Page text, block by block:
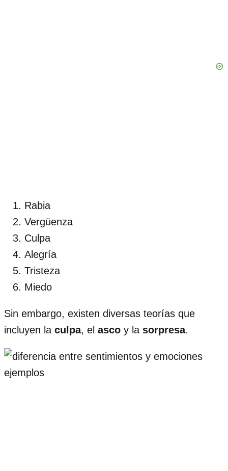
Rabia
Vergüenza
Culpa
Alegría
Tristeza
Miedo
Sin embargo, existen diversas teorías que
incluyen la culpa, el asco y la sorpresa.